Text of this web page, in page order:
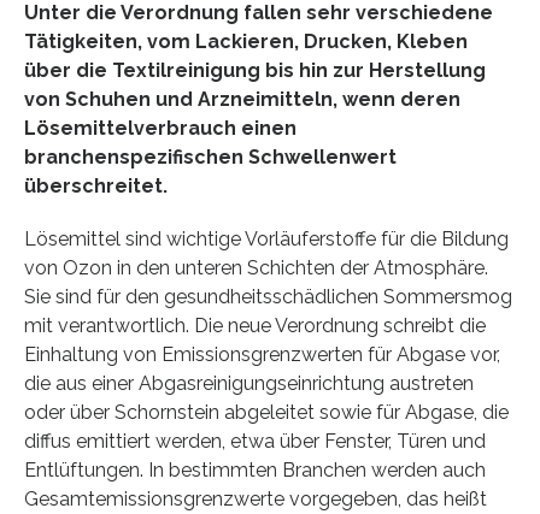
Unter die Verordnung fallen sehr verschiedene
Tätigkeiten, vom Lackieren, Drucken, Kleben
über die Textilreinigung bis hin zur Herstellung
von Schuhen und Arzneimitteln, wenn deren
Lösemittelverbrauch einen
branchenspezifischen Schwellenwert
überschreitet.
Lösemittel sind wichtige Vorläuferstoffe für die Bildung
von Ozon in den unteren Schichten der Atmosphäre.
Sie sind für den gesundheitsschädlichen Sommersmog
mit verantwortlich. Die neue Verordnung schreibt die
Einhaltung von Emissionsgrenzwerten für Abgase vor,
die aus einer Abgasreinigungseinrichtung austreten
oder über Schornstein abgeleitet sowie für Abgase, die
diffus emittiert werden, etwa über Fenster, Türen und
Entlüftungen. In bestimmten Branchen werden auch
Gesamtemissionsgrenzwerte vorgegeben, das heißt